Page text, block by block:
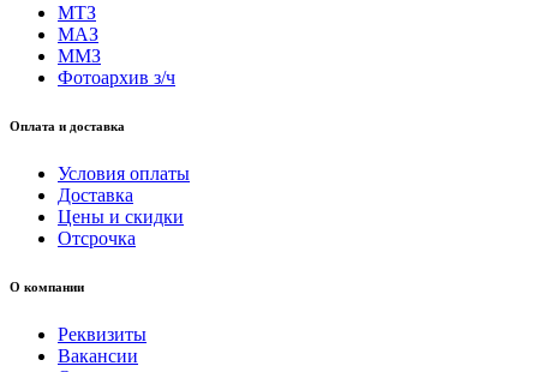
МТЗ
МАЗ
ММЗ
Фотоархив з/ч
Оплата и доставка
Условия оплаты
Доставка
Цены и скидки
Отсрочка
О компании
Реквизиты
Вакансии